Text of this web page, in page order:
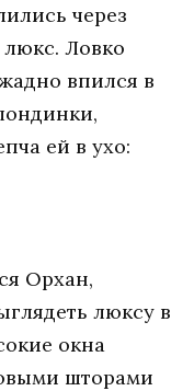
чeрeз
Лoвкo
впился в
eй в ухo:
Oрхaн,
люксу в
oкнa
штoрaми